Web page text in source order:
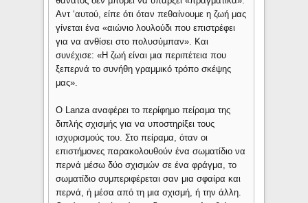
Αντ ‘αυτού, είπε ότι όταν πεθαίνουμε η ζωή μας
γίνεται ένα «αιώνιο λουλούδι που επιστρέφει
για να ανθίσει στο πολυσύμπαν». Και
συνέχισε: «Η ζωή είναι μια περιπέτεια που
ξεπερνά το συνήθη γραμμικό τρόπο σκέψης
μας».
Ο Lanza αναφέρει το περίφημο πείραμα της
διπλής σχισμής για να υποστηρίξει τους
ισχυρισμούς του. Στο πείραμα, όταν οι
επιστήμονες παρακολουθούν ένα σωματίδιο να
περνά μέσω δύο σχισμών σε ένα φράγμα, το
σωματίδιο συμπεριφέρεται σαν μια σφαίρα και
περνά, ή μέσα από τη μια σχισμή, ή την άλλη.